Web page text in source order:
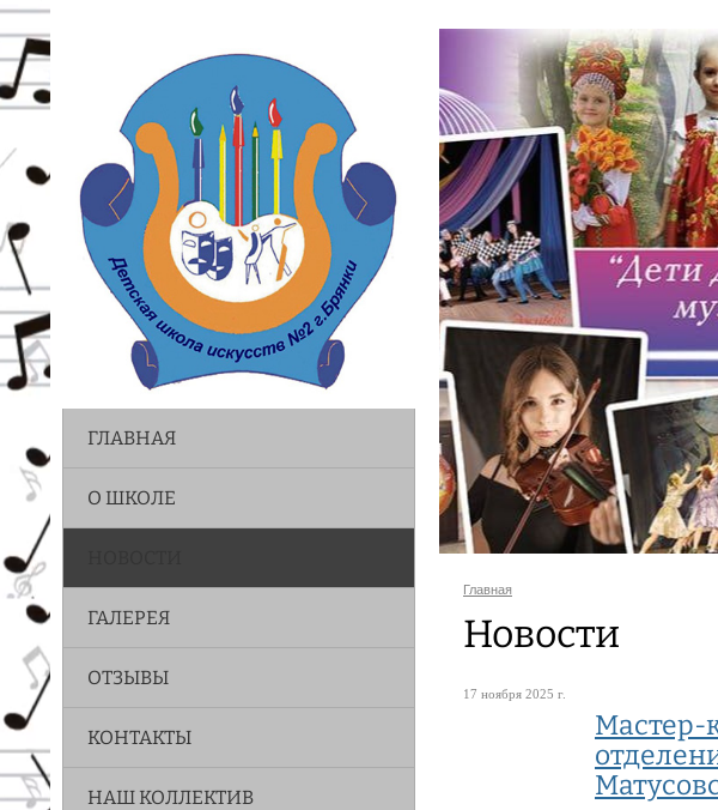
ГЛАВНАЯ
О ШКОЛЕ
ГАЛЕРЕЯ
ОТЗЫВЫ
КОНТАКТЫ
НАШ КОЛЛЕКТИВ
Главная
Новости
17 ноября 2025 г.
Мастер-